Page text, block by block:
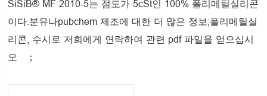
SiSiB® MF 2010-5는 점도가 5cSt인 100% 폴리메틸실리콘
이다.분유나pubchem 제조에 대한 더 많은 정보;폴리메틸실
리콘, 수시로 저희에게 연락하여 관련 pdf 파일을 얻으십시
오 ；